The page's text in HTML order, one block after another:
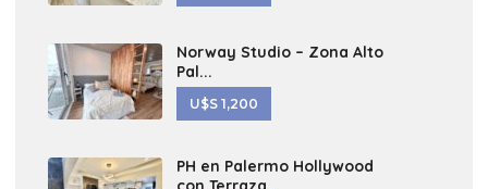
Norway Studio – Zona Alto
Pal...
U$S 1,200
PH en Palermo Hollywood